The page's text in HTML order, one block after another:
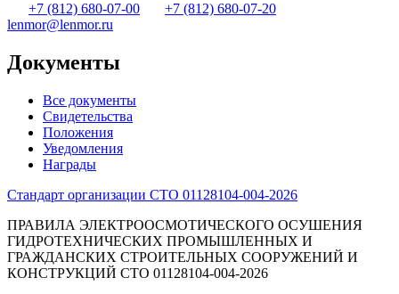
+7 (812) 680-07-00
+7 (812) 680-07-20
lenmor@lenmor.ru
Документы
Все документы
Свидетельства
Положения
Уведомления
Награды
Стандарт организации СТО 01128104-004-2026
ПРАВИЛА ЭЛЕКТРООСМОТИЧЕСКОГО ОСУШЕНИЯ
ГИДРОТЕХНИЧЕСКИХ ПРОМЫШЛЕННЫХ И
ГРАЖДАНСКИХ СТРОИТЕЛЬНЫХ СООРУЖЕНИЙ И
КОНСТРУКЦИЙ СТО 01128104-004-2026